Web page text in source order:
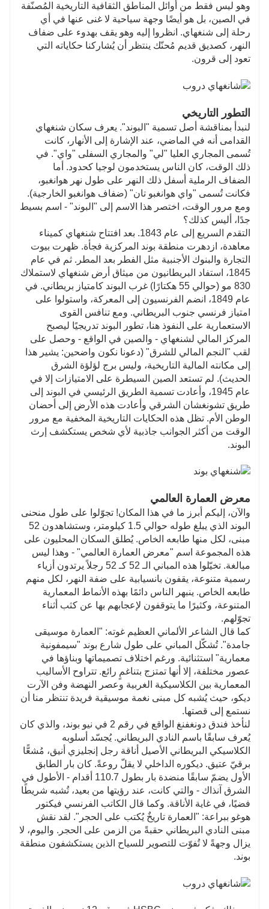
وهو ليس فقط من أوائل المناطق الثقافية التاريخية المُصنّفة
في الصين، بل هو أيضًا وجهة سياحية لا غنى عنها في أي
رحلة إلى شنغهاي. انظروا إليه وهو يقف بهدوء على ضفاف
النهر، كصديق قديم مُحنّك ينتظر أن يُشاركنا حكاياته التي
تعود إلى قرون.
التطور التاريخي
لنبدأ بمناقشة أصل تسمية "البوند". يعرف سكان شنغهاي
القدامى أنه في الماضي، عند الإشارة إلى الأنهار، كانت
تُسمى المجاري العليا "لي" والمجاري السفلى "واي". في
ذلك الوقت، كان الناس يستخدمون لوجيا كحدود. أما
الضفاف الرملية أسفل ذلك النهر على طول نهر هوانغبو،
فكانت تُسمى "واي هوانغبو تان" (ضفاف هوانغبو الخارجية).
ومع مرور الوقت، اختصر هذا الاسم إلى "البوند" - اسم بسيط
جدًا، أليس كذلك؟
التقدم السريع إلى عام 1843. بعد افتتاح شنغهاي كميناء
معاهدة، ازدهرت منطقة بوند المركزية فجأة. ظهرت بيوت
التجارة والبنوك الأجنبية مثل الفطر بعد المطر. ثم في عام
1845، استفاد البريطانيون من ميثاق أرض شنغهاي لاستملاك
830 مو (حوالي 55 هكتارًا) غرب البوند كامتياز بريطاني. في
عام 1849، انضم الفرنسيون إلى المعركة، واستولوا على
امتياز فرنسي جنوب البريطاني. ومع تنافس القوى
الاستعمارية على النفوذ هنا، تطور البوند تدريجيًا ليصبح
المركز المالي لشنغهاي - والصين في الواقع - وحصل على
لقب "النجم المالي للشرق" (دعونا نكون واضحين: يشير هذا
إلى مكانته المالية التاريخية، وليس برج لؤلؤة الشرق
الحديث). لم تستعد الصين السيطرة على الامتيازات إلا في
عام 1945، وأعادت تسمية الطريق الرئيسي في البوند إلى
طريق تشونغشان الشرقي وأعادت هذه الأرض إلى أحضان
الوطن الأم. تظل هذه الحكايات التاريخية المخفية مع مرور
الوقت من أكثر الجوانب جاذبية لأي شخص يستكشف إرث
البوند.
معرض العمارة العالمي
والآن، إليكم أبرز ما في هذا المكان! تجوّلوا على طول منحنى
البوند الذي يبلغ طوله حوالي 1.5 كيلومتر، وستشاهدون 52
مبنى، لكل منها طابعه الخاص. يُطلق السكان المحليون على
هذه المجموعة اسم "معرض العمارة العالمي" - وهذا ليس
مبالغة. تخيّلوا هذه المباني الـ 52 كـ 52 رجلاً يرتدون أزياء
رسمية متنوعة، يقفون بانسيابية على ضفة النهر، لكل منهم
طابعه الخاص. ينبهر الناس دائمًا بهذه الأنماط المعمارية
المتنوعة، وكثيرًا ما يتوقفون لإعجابهم بها عن كثب أثناء
تجوّلهم.
كما قال الشاعر الألماني العظيم غوته: "العمارة موسيقى
جامدة". تُشكّل المباني على طول شارع بوند "سيمفونية
معمارية" استثنائية. ورغم اختلاف تصميماتها وبناؤها في
عصور مختلفة، إلا أنها تمتزج بتناغمٍ رائع. تتراوح الأساليب
المعمارية بين الكلاسيكية الغربية وعصر النهضة وفن الآرت
ديكو، حيث يُشبه كل مبنى نغمة موسيقية فريدة تنتظر منا أن
نستمع إلى قصتها.
لنأخذ فندق دونغفنغ الواقع في رقم 2 في نيو بوند، والذي كان
يُعرف سابقًا باسم النادي البريطاني. يُجسّد أسلوبه
الكلاسيكي البريطاني الأصيل أناقة رجل إنجليزي أنيق، مُشعًّا
برقيّ عتيق. ديكوره الداخلي لا يقلّ روعةً. كان بار الطابق
الأول يضمّ سابقًا منضدة بار بطول 110.7 أقدام - الأطول في
الشرق آنذاك - والتي كانت، عند رؤيتها من بعيد، تُشبه شريطًا
فضيًا، في غاية الأناقة. وكما قال الكاتب الفرنسي فيكتور
هوغو ببراعة: "العمارة تاريخٌ يُكتب على الحجر". لقد نقش
مبنى النادي البريطاني حقبةً من الزمن على الحجر. واليوم، لا
يزال وجهةً لا تُفوّت للتصوير للسياح الذين يستكشفون منطقة
بوند.